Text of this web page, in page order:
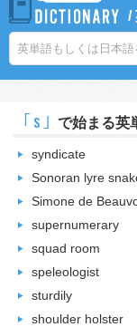
/
｢s｣ で始まる英
syndicate
Sonoran lyre
Simone de
supernumerary
squad room
speleologist
sturdily
shoulder holster